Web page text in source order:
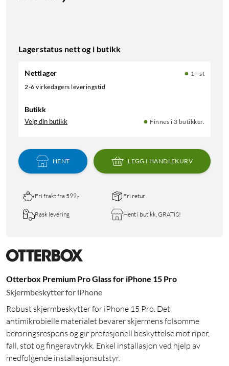
Lagerstatus nett og i butikk
Nettlager
1+ st
2-6 virkedagers leveringstid
Butikk
Velg din butikk Finnes i 3 butikker.
HENT LEGG I HANDLEKURV
Fri frakt fra 599,- Fri retur
Rask levering Hent i butikk, GRATIS!
Otterbox Premium Pro Glass for iPhone 15 Pro
Skjermbeskytter for iPhone
Robust skjermbeskytter for iPhone 15 Pro. Det
antimikrobielle materialet bevarer skjermens følsomme
berøringsrespons og gir profesjonell beskyttelse mot riper,
fall, støt og fingeravtrykk. Enkel installasjon ved hjelp av
medfølgende installasjonsutstyr.